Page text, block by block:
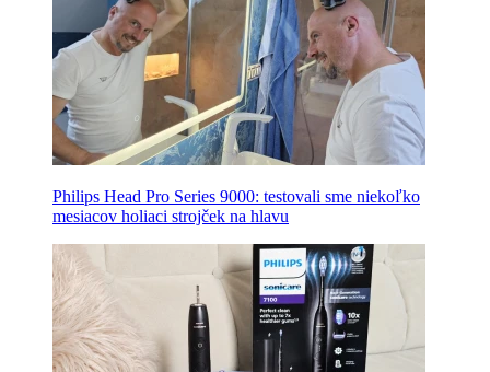
Philips Head Pro Series 9000: testovali sme niekoľko
mesiacov holiaci strojček na hlavu